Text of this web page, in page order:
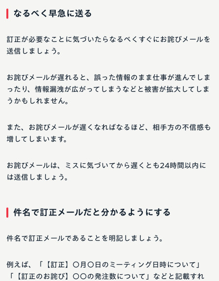
なるべく早急に送る
訂正が必要なことに気づいたらなるべくすぐにお詫びメールを
送信しましょう。
お詫びメールが遅れると、誤った情報のまま仕事が進んでしま
ったり、情報漏洩が広がってしまうなどと被害が拡大してしま
うかもしれません。
また、お詫びメールが遅くなればなるほど、相手方の不信感も
増してしまいます。
お詫びメールは、ミスに気づいてから遅くとも24時間以内に
は送信しましょう。
件名で訂正メールだと分かるようにする
件名で訂正メールであることを明記しましょう。
例えば、「【訂正】〇月〇日のミーティング日時について」
「【訂正のお詫び】〇〇の発注数について」などと記載すれ